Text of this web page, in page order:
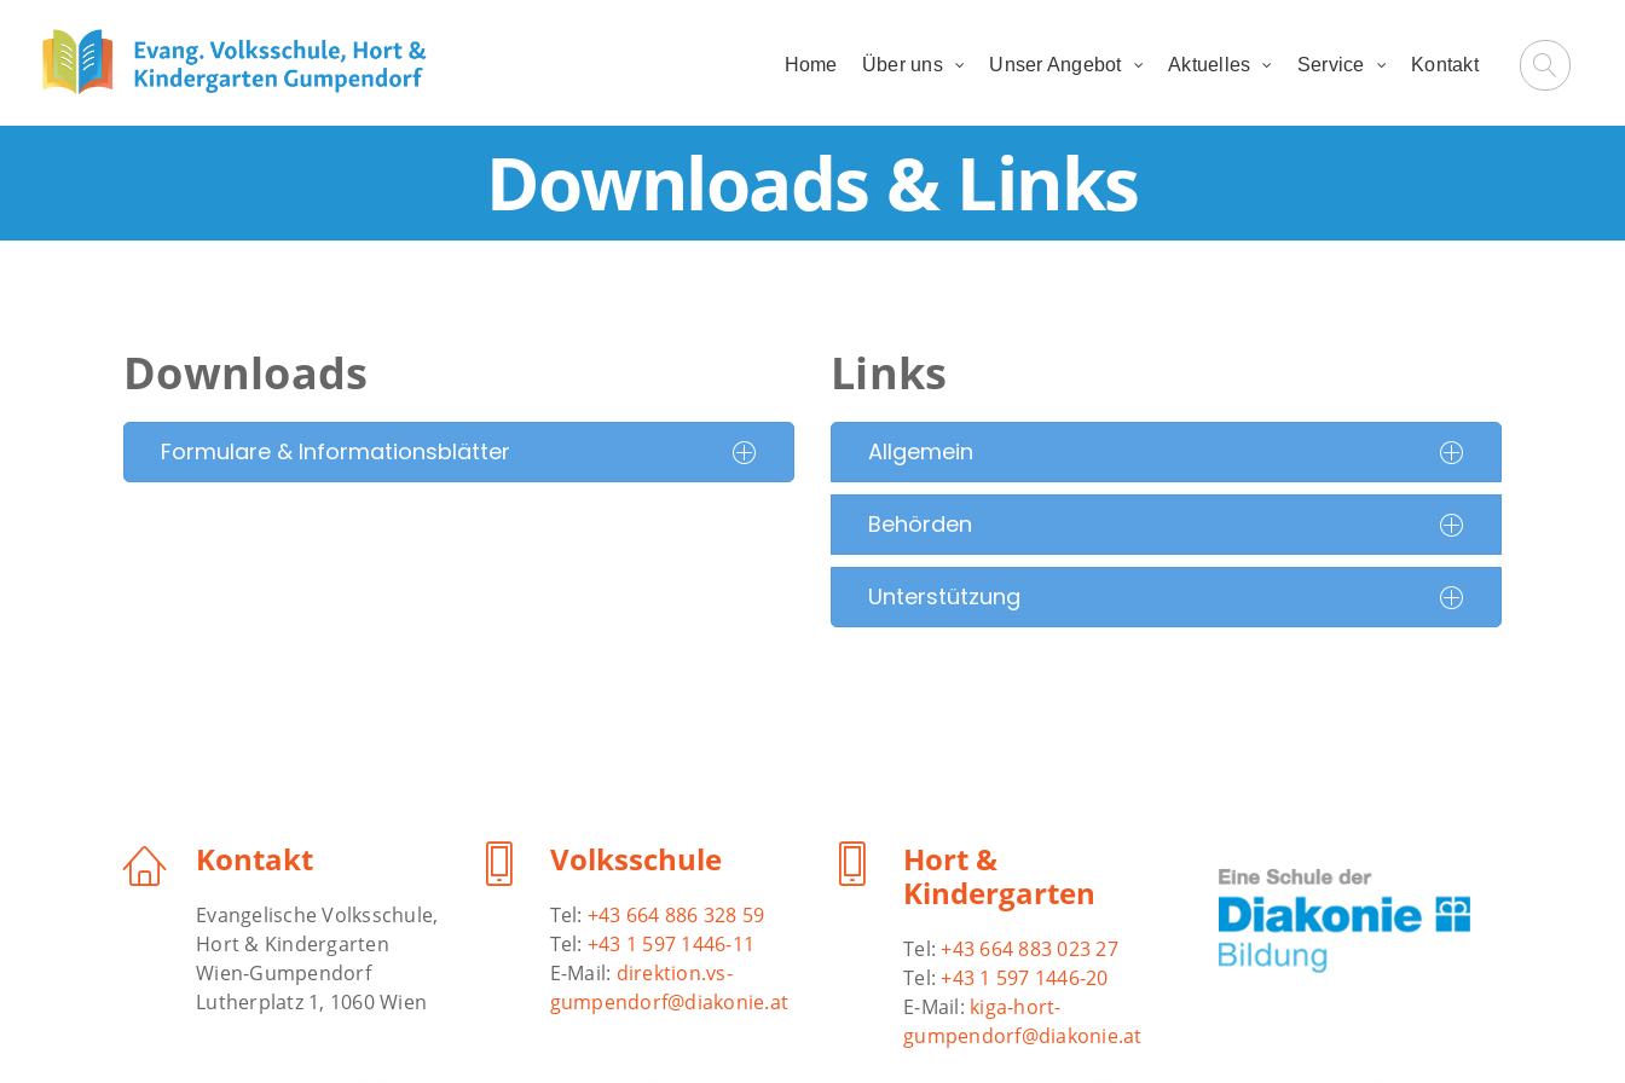
Home Über uns Unser Angebot Aktuelles Service Kontakt
Downloads & Links
Downloads
Formulare & Informationsblätter
Links
Allgemein
Behörden
Unterstützung
Kontakt
Evangelische Volksschule,
Hort & Kindergarten
Wien-Gumpendorf
Lutherplatz 1, 1060 Wien
Volksschule
Tel: +43 664 886 328 59
Tel: +43 1 597 1446-11
E-Mail: direktion.vs-
gumpendorf@diakonie.at
Hort &
Kindergarten
Tel:+43 664 883 023 27
Tel:+43 1 597 1446-20
E-Mail: kiga-hort-
gumpendorf@diakonie.at